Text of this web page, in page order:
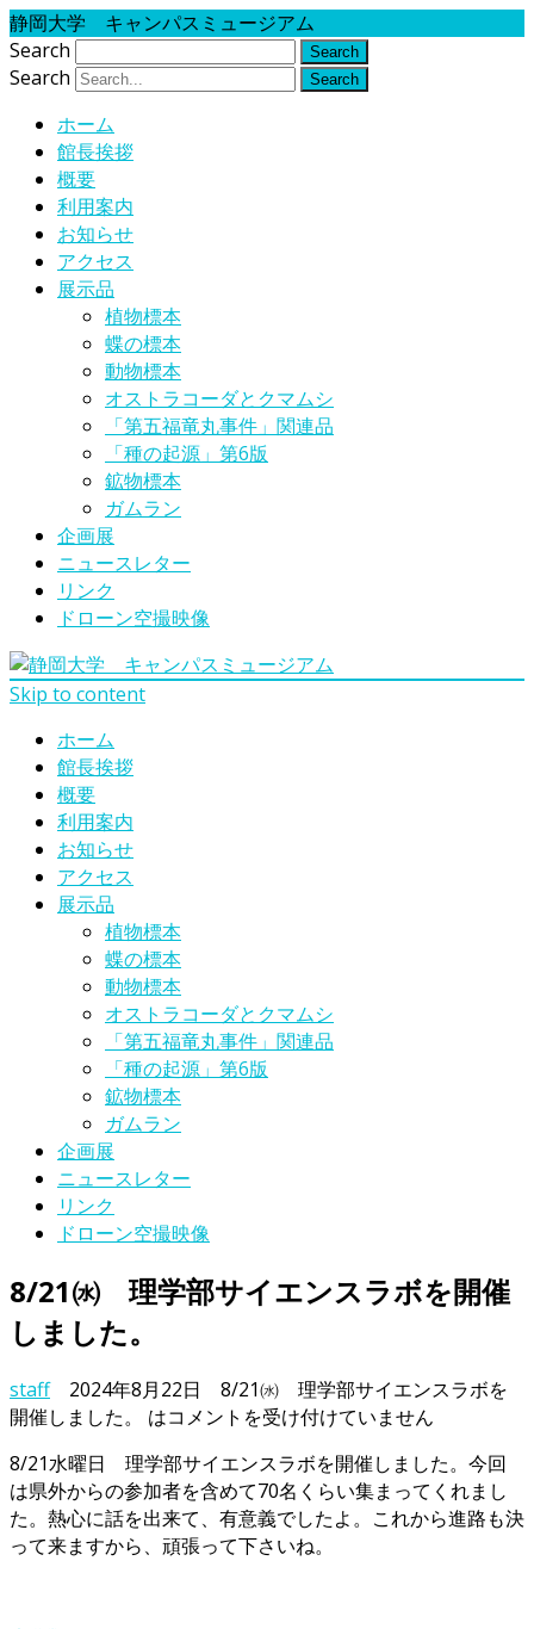
静岡大学 キャンパスミュージアム
Search
Search
ホーム
館長挨拶
概要
利用案内
お知らせ
アクセス
展示品
植物標本
蝶の標本
動物標本
オストラコーダとクマムシ
「第五福竜丸事件」関連品
「種の起源」第6版
鉱物標本
ガムラン
企画展
ニュースレター
リンク
ドローン空撮映像
Skip to content
ホーム
館長挨拶
概要
利用案内
お知らせ
アクセス
展示品
植物標本
蝶の標本
動物標本
オストラコーダとクマムシ
「第五福竜丸事件」関連品
「種の起源」第6版
鉱物標本
ガムラン
企画展
ニュースレター
リンク
ドローン空撮映像
8/21㈬ 理学部サイエンスラボを開催
しました。
staff 2024年8月22日
8/21㈬ 理学部サイエンスラボを
開催しました。 はコメントを受け付けていません
8/21水曜日 理学部サイエンスラボを開催しました。今回
は県外からの参加者を含めて70名くらい集まってくれまし
た。熱心に話を出来て、有意義でしたよ。これから進路も決
って来ますから、頑張って下さいね。